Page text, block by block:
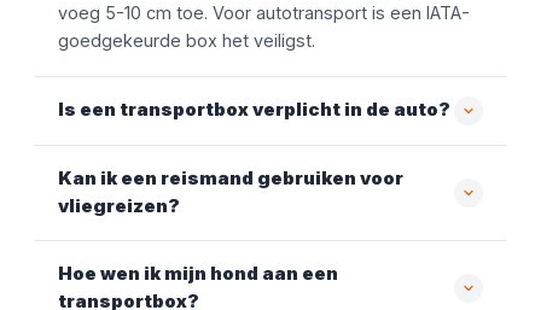
voeg 5-10 cm toe. Voor autotransport is een IATA-
goedgekeurde box het veiligst.
Is een transportbox verplicht in de auto?
Kan ik een reismand gebruiken voor
vliegreizen?
Hoe wen ik mijn hond aan een
transportbox?